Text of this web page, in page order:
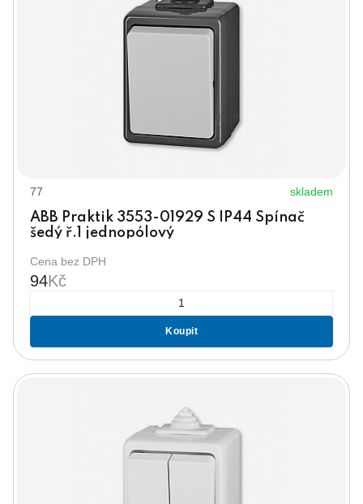
77 skladem
ABB Praktik 3553-01929 S IP44 Spínač
šedý ř.1 jednopólový
Cena bez DPH
94Kč
Koupit